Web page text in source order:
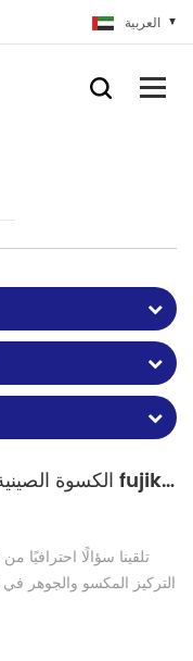
العربية
الكسوة الصينية محاذاة الانصهار جهاز الربط مقابل fujikura 22s الانصهار جهاز الربط
تلقينا سؤالًا
التركيز المكسو والجوهر